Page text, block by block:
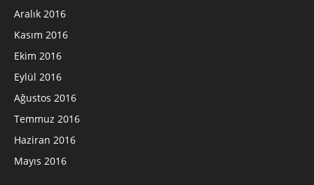
Aralık 2016
Kasım 2016
Ekim 2016
Eylül 2016
Ağustos 2016
Temmuz 2016
Haziran 2016
Mayıs 2016